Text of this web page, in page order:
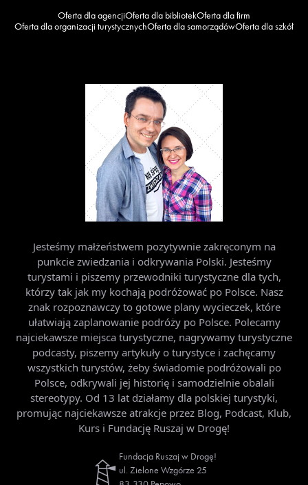
Oferta dla agencjiOferta dla bibliotekOferta dla firm
Oferta dla organizacji turystycznychOferta dla samorządówOferta dla szkół
Jesteśmy małżeństwem pozytywnie zakręconym na
punkcie zwiedzania i odkrywania Polski. Jesteśmy
turystami i piszemy przewodniki turystyczne dla tych,
którzy tak jak my kochają podróżować po Polsce. Nasz
znak rozpoznawczy to gotowe plany wycieczek, które
ułatwiają zaplanowanie podróży po Polsce. Polecamy
najciekawsze miejsca turystyczne, nagrywamy turystyczne
podcasty, piszemy artykuły o turystyce i zachęcamy
wszystkich turystów, żeby świadomie podróżowali po
Polsce, odkrywali jej historię i samodzielnie obalali
stereotypy. Od 13 lat działamy dla polskiej turystyki,
promując najciekawsze atrakcje przez Blog, Podcast, Klub,
Kurs i Fundację Ruszaj w Drogę!
Fundacja Ruszaj w Drogę!
ul. Zielone Wzgórze 25